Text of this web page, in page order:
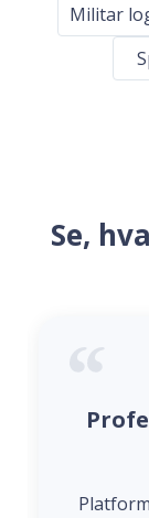
Militar
Se,